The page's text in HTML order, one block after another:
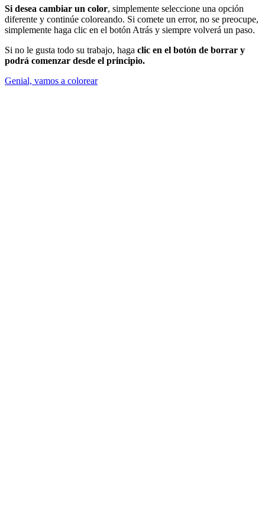
Si desea cambiar un color, simplemente seleccione una opción
diferente y continúe coloreando. Si comete un error, no se preocupe,
simplemente haga clic en el botón Atrás y siempre volverá un paso.
Si no le gusta todo su trabajo, haga clic en el botón de borrar y
podrá comenzar desde el principio.
Genial, vamos a colorear